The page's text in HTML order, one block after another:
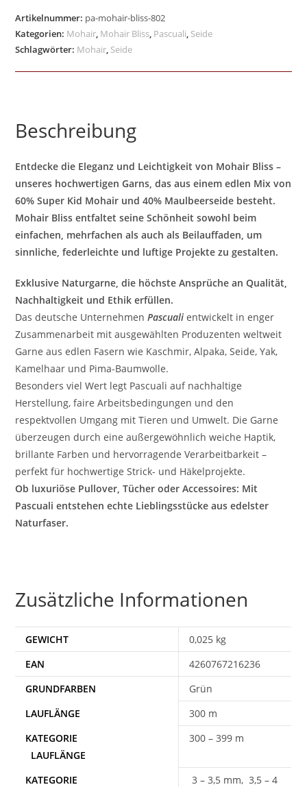
Artikelnummer: pa-mohair-bliss-802
Kategorien: Mohair, Mohair Bliss, Pascuali, Seide
Schlagwörter: Mohair, Seide
Beschreibung
Entdecke die Eleganz und Leichtigkeit von Mohair Bliss –
unseres hochwertigen Garns, das aus einem edlen Mix von
60% Super Kid Mohair und 40% Maulbeerseide besteht.
Mohair Bliss entfaltet seine Schönheit sowohl beim
einfachen, mehrfachen als auch als Beilauffaden, um
sinnliche, federleichte und luftige Projekte zu gestalten.
Exklusive Naturgarne, die höchste Ansprüche an Qualität,
Nachhaltigkeit und Ethik erfüllen.
Das deutsche UnternehmenPascuali entwickelt in enger
Zusammenarbeit mit ausgewählten Produzenten weltweit
Garne aus edlen Fasern wie Kaschmir, Alpaka, Seide, Yak,
Kamelhaar und Pima-Baumwolle.
Besonders viel Wert legt Pascuali auf nachhaltige
Herstellung, faire Arbeitsbedingungen und den
respektvollen Umgang mit Tieren und Umwelt. Die Garne
überzeugen durch eine außergewöhnlich weiche Haptik,
brillante Farben und hervorragende Verarbeitbarkeit –
perfekt für hochwertige Strick- und Häkelprojekte.
Ob luxuriöse Pullover, Tücher oder Accessoires: Mit
Pascuali entstehen echte Lieblingsstücke aus edelster
Naturfaser.
Zusätzliche Informationen
GEWICHT
0,025 kg
EAN
4260767216236
Grün
300 m
300 – 399 m
3 – 3,5 mm, 3,5 – 4